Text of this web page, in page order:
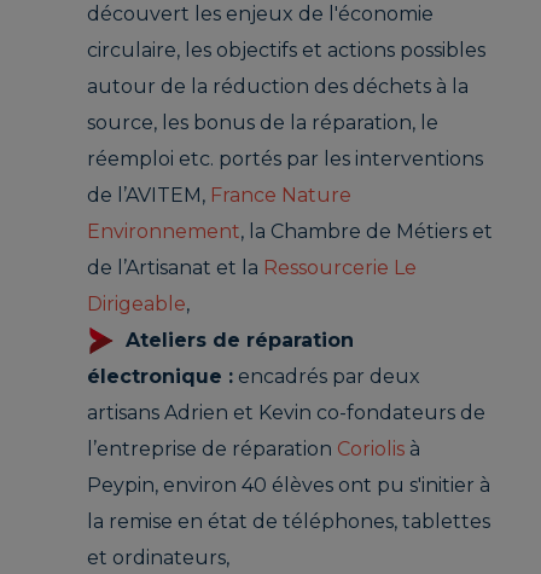
découvert les enjeux de l'économie
circulaire, les objectifs et actions possibles
autour de la réduction des déchets à la
source, les bonus de la réparation, le
réemploi etc. portés par les interventions
de l’AVITEM, France Nature
Environnement, la Chambre de Métiers et
de l’Artisanat et la Ressourcerie Le
Dirigeable,
Ateliers de réparation
électronique : encadrés par deux
artisans Adrien et Kevin co-fondateurs de
l’entreprise de réparation Coriolis à
Peypin, environ 40 élèves ont pu s'initier à
la remise en état de téléphones, tablettes
et ordinateurs,